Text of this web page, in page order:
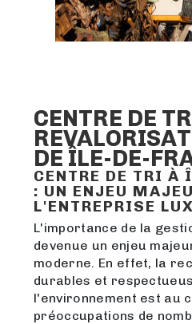
CENTRE DE
DE ÎLE-DE-
CENTRE DE TRI À
: UN ENJEU
L'ENTREPRISE
L'importance de la
devenue un enjeu
moderne. En effet, la
durables et
l'environnement est au
préoccupations de